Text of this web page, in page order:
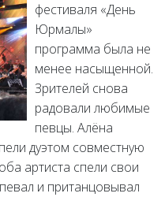
фестиваля «День
Юрмалы»
программа была не
менее насыщенной.
Зрителей снова
радовали любимые
певцы. Алёна
дуэтом совместную
артиста спели свои
и пританцовывал